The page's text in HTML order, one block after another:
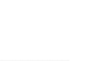
À ROUPA +2M AZUL